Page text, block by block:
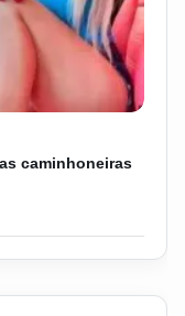
caminhoneiras